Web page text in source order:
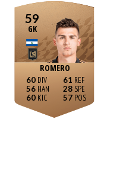
59
GK
ROMERO
60
56
60
61
28
57